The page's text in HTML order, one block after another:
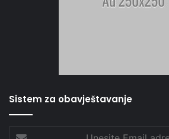
Sistem za obavještavanje